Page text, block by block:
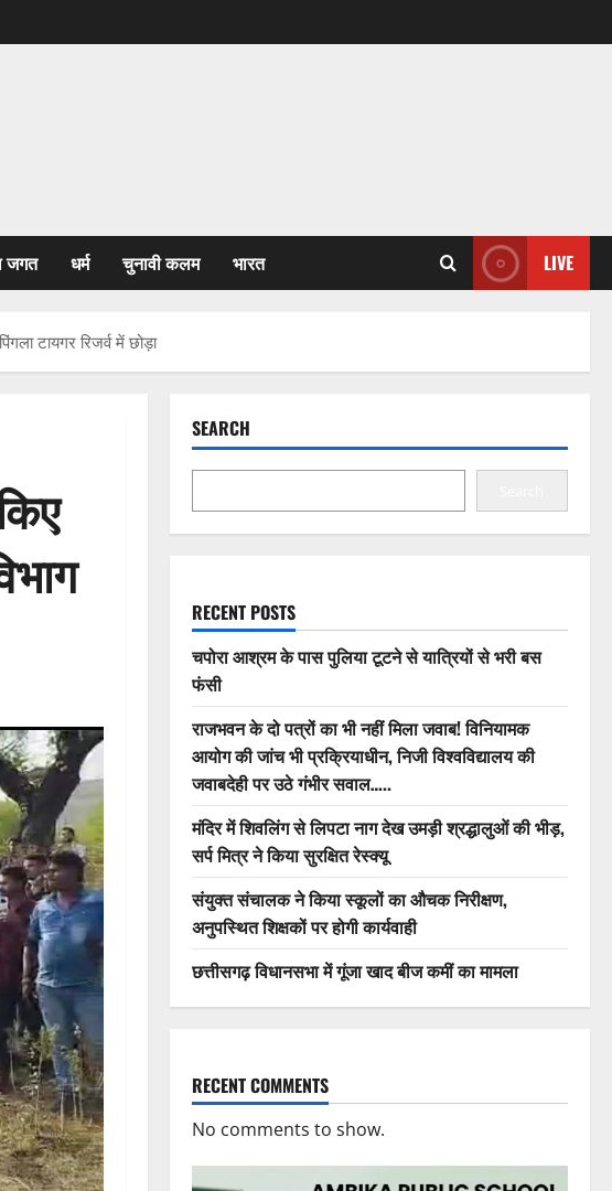
धर्म चुनावी कलम भारत LIVE
टायगर रिजर्व में छोड़ा
SEARCH
RECENT POSTS
चपोरा आश्रम के पास पुलिया टूटने से यात्रियों से भरी बस
फंसी
राजभवन के दो पत्रों का भी नहीं मिला जवाब! विनियामक
आयोग की जांच भी प्रक्रियाधीन, निजी विश्वविद्यालय की
जवाबदेही पर उठे गंभीर सवाल…..
मंदिर में शिवलिंग से लिपटा नाग देख उमड़ी श्रद्धालुओं की भीड़,
सर्प मित्र ने किया सुरक्षित रेस्क्यू
संयुक्त संचालक ने किया स्कूलों का औचक निरीक्षण,
अनुपस्थित शिक्षकों पर होगी कार्यवाही
छत्तीसगढ़ विधानसभा में गूंजा खाद बीज कमीं का मामला
RECENT COMMENTS
No comments to show.